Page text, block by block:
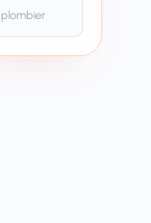
plombier